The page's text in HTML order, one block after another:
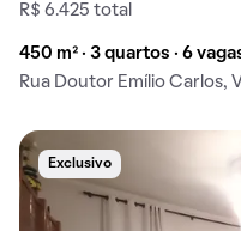
R$ 6.425 total
450 m² · 3 quartos · 6
Rua Doutor Emílio Carlos,
Exclusivo